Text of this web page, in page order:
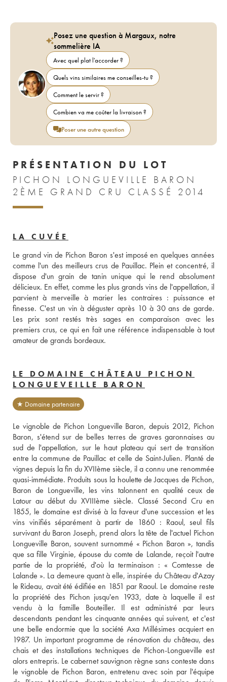
Posez une question à Margaux, notre
sommelière IA
Avec quel plat l'accorder ?
Quels vins similaires me conseilles-tu ?
Comment le servir ?
Combien va me coûter la livraison ?
Poser une autre question
PRÉSENTATION DU LOT
PICHON LONGUEVILLE BARON
2ÈME GRAND CRU CLASSÉ 2014
LA CUVÉE
Le grand vin de Pichon Baron s'est imposé en quelques années
comme l'un des meilleurs crus de Pauillac. Plein et concentré, il
dispose d'un grain de tanin unique qui le rend absolument
délicieux. En effet, comme les plus grands vins de l'appellation, il
parvient à merveille à marier les contraires : puissance et
finesse. C'est un vin à déguster après 10 à 30 ans de garde.
Les prix sont restés très sages en comparaison avec les
premiers crus, ce qui en fait une référence indispensable à tout
amateur de grands bordeaux.
LE DOMAINE CHÂTEAU PICHON
LONGUEVEILLE BARON
★ Domaine partenaire
Le vignoble de Pichon Longueville Baron, depuis 2012, Pichon
Baron, s'étend sur de belles terres de graves garonnaises au
sud de l'appellation, sur le haut plateau qui sert de transition
entre la commune de Pauillac et celle de Saint-Julien. Planté de
vignes depuis la fin du XVIIème siècle, il a connu une renommée
quasi-immédiate. Produits sous la houlette de Jacques de Pichon,
Baron de Longueville, les vins talonnent en qualité ceux de
Latour au début du XVIIIème siècle. Classé Second Cru en
1855, le domaine est divisé à la faveur d'une succession et les
vins vinifiés séparément à partir de 1860 : Raoul, seul fils
survivant du Baron Joseph, prend alors la tête de l'actuel Pichon
Longueville Baron, souvent surnommé « Pichon Baron », tandis
que sa fille Virginie, épouse du comte de Lalande, reçoit l'autre
partie de la propriété, d'où la terminaison : « Comtesse de
Lalande ». La demeure quant à elle, inspirée du Château d'Azay
le Rideau, avait été édifiée en 1851 par Raoul. Le domaine reste
la propriété des Pichon jusqu'en 1933, date à laquelle il est
vendu à la famille Bouteiller. Il est administré par leurs
descendants pendant les cinquante années qui suivent, et c'est
une belle endormie que la société Axa Millésimes acquiert en
1987. Un important programme de rénovation du château, des
chais et des installations techniques de Pichon-Longueville est
alors entrepris. Le cabernet sauvignon règne sans conteste dans
le vignoble de Pichon Baron, entretenu avec soin par l'équipe